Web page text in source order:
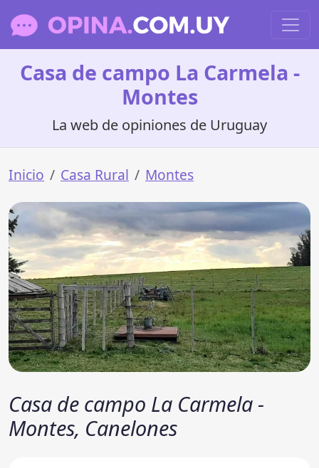
Casa de campo La Carmela -
Montes
La web de opiniones de Uruguay
Inicio Casa Rural Montes
Casa de campo La Carmela -
Montes, Canelones